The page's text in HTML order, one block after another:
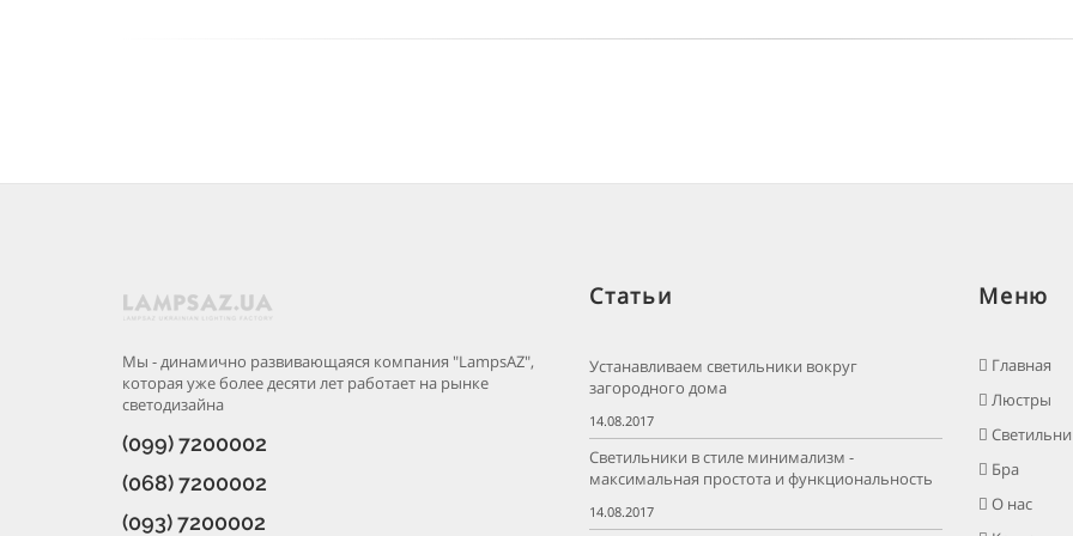
Мы - динамично развивающаяся компания "LampsAZ",
которая уже более десяти лет работает на рынке
светодизайна
(099) 7200002
(068) 7200002
(093) 7200002
Статьи
Устанавливаем светильники вокруг
загородного дома
14.08.2017
Светильники в стиле минимализм -
максимальная простота и функциональность
14.08.2017
Меню
Главная
Люстры
Бра
О нас